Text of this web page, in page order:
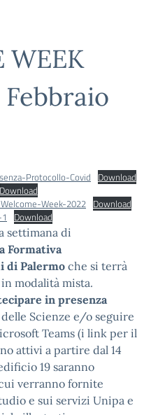
WEEK
Febbraio
Protocollo-Covid Download
Download
Week-2022 Download
Download
settimana di
Formativa
di Palermo che si terrà
in modalità mista.
in presenza
Scienze e/o seguire
Teams (i link per il
attivi a partire dal 14
19 saranno
verranno fornite
e sui servizi Unipa e